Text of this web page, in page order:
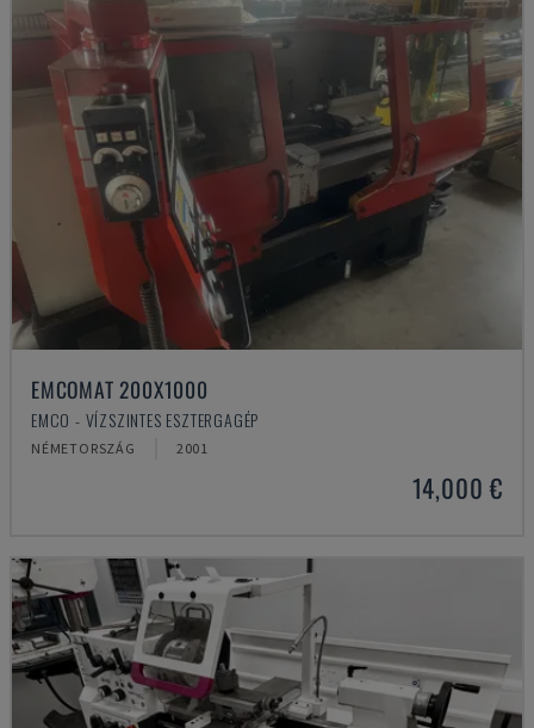
EMCOMAT 200X1000
EMCO - VÍZSZINTES ESZTERGAGÉP
NÉMETORSZÁG 2001
14,000 €